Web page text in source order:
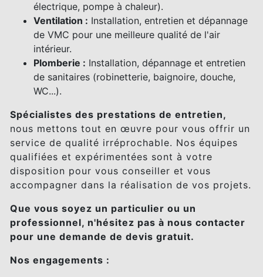
électrique, pompe à chaleur).
Ventilation : Installation, entretien et dépannage
de VMC pour une meilleure qualité de l'air
intérieur.
Plomberie : Installation, dépannage et entretien
de sanitaires (robinetterie, baignoire, douche,
WC...).
Spécialistes des prestations de entretien,
nous mettons tout en œuvre pour vous offrir un
service de qualité irréprochable. Nos équipes
qualifiées et expérimentées sont à votre
disposition pour vous conseiller et vous
accompagner dans la réalisation de vos projets.
Que vous soyez un particulier ou un
professionnel, n'hésitez pas à nous contacter
pour une demande de devis gratuit.
Nos engagements :